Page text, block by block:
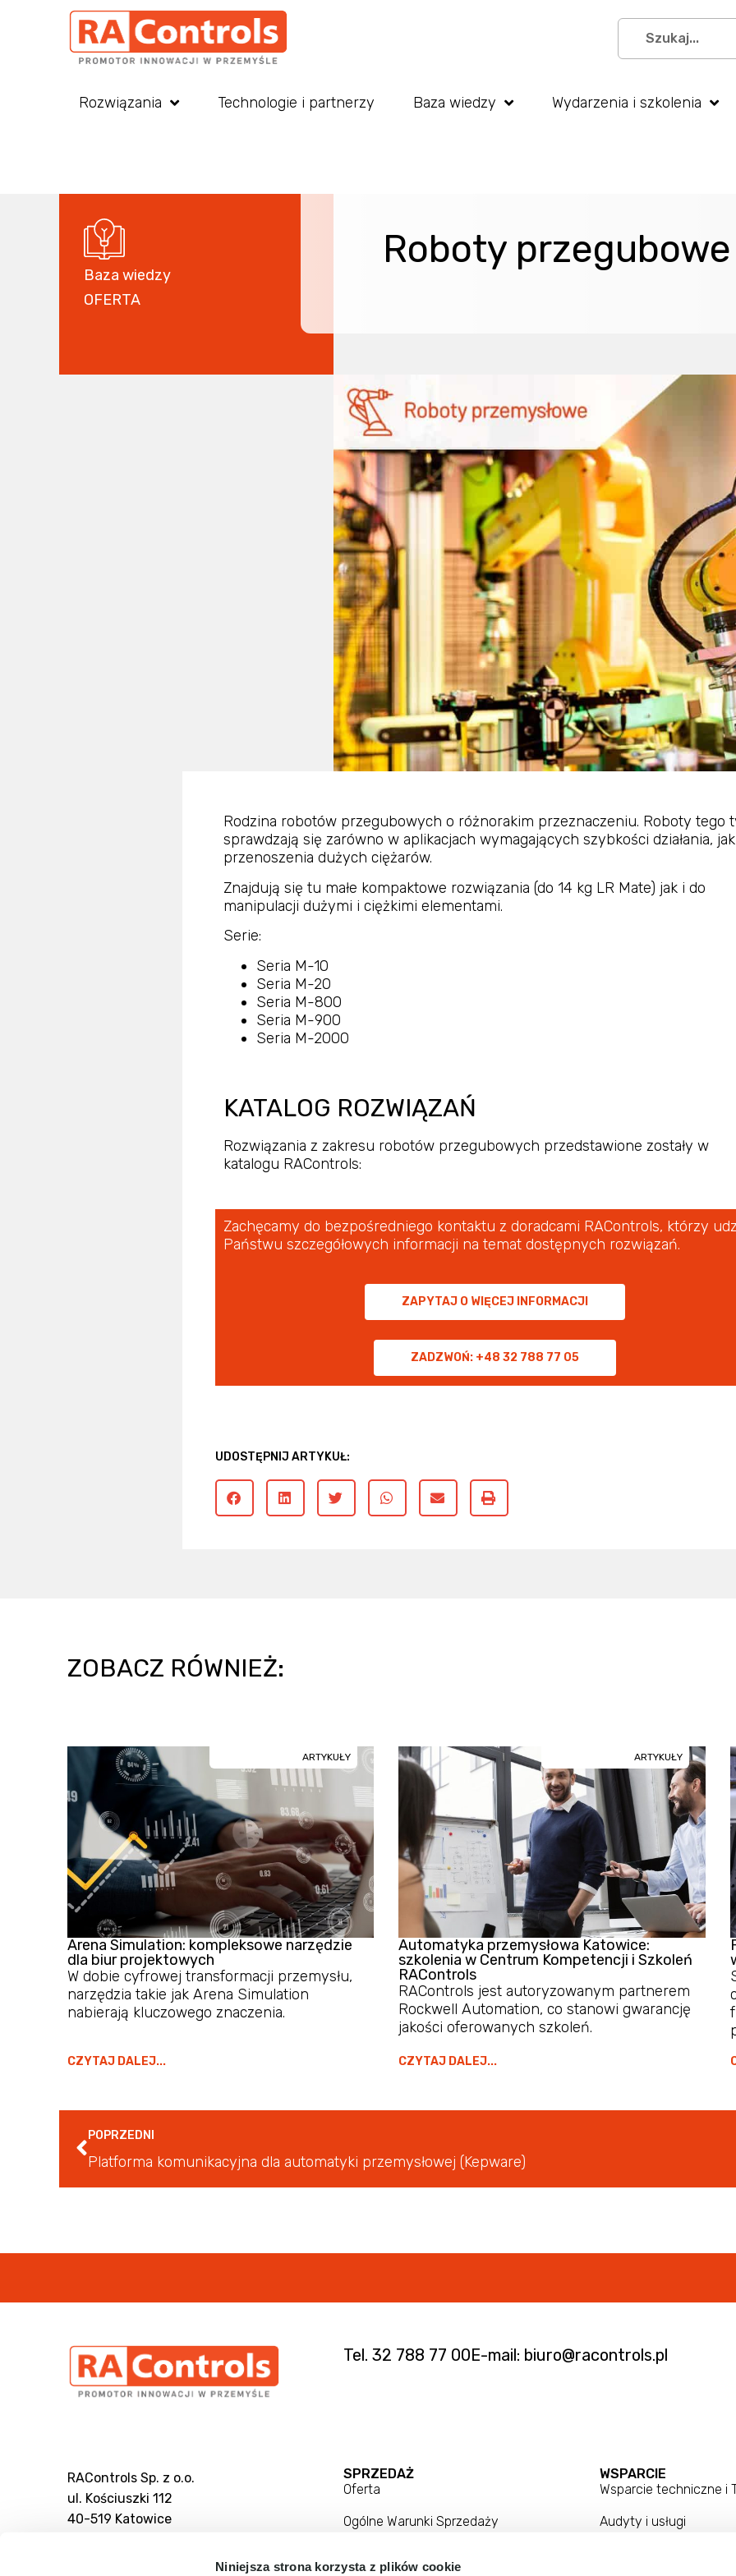
Niniejsza strona korzysta z plików cookie
Rozwiązania Technologie i partnerzy Baza wiedzy Wydarzenia i szkolenia
Baza wiedzy
OFERTA
Roboty przegubowe
Rodzina robotów przegubowych o różnorakim przeznaczeniu. Roboty tego
sprawdzają się zarówno w aplikacjach wymagających szybkości działania,
przenoszenia dużych ciężarów.
Znajdują się tu małe kompaktowe rozwiązania (do 14 kg LR Mate) jak i do
manipulacji dużymi i ciężkimi elementami.
Serie:
Seria M-10
Seria M-20
Seria M-800
Seria M-900
Seria M-2000
KATALOG ROZWIĄZAŃ
Rozwiązania z zakresu robotów przegubowych przedstawione zostały w
katalogu RAControls:
Zachęcamy do bezpośredniego kontaktu z doradcami RAControls, którzy
Państwu szczegółowych informacji na temat dostępnych rozwiązań.
ZAPYTAJ O WIĘCEJ INFORMACJI
ZADZWOŃ: +48 32 788 77 05
UDOSTĘPNIJ ARTYKUŁ:
ZOBACZ RÓWNIEŻ:
Arena Simulation: kompleksowe narzędzie
dla biur projektowych
ARTYKUŁY
W dobie cyfrowej transformacji przemysłu,
narzędzia takie jak Arena Simulation
nabierają kluczowego znaczenia.
CZYTAJ DALEJ...
Automatyka przemysłowa Katowice:
szkolenia w Centrum Kompetencji i Szkoleń
RAControls
ARTYKUŁY
RAControls jest autoryzowanym partnerem
Rockwell Automation, co stanowi gwarancję
jakości oferowanych szkoleń.
CZYTAJ DALEJ...
POPRZEDNI
Platforma komunikacyjna dla automatyki przemysłowej (Kepware)
Tel. 32 788 77 00E-mail: biuro@racontrols.pl
RAControls Sp. z o.o.
ul. Kościuszki 112
40-519 Katowice
SPRZEDAŻ
Oferta
Ogólne Warunki Sprzedaży
WSPARCIE
Wsparcie techniczne i
Audyty i usługi